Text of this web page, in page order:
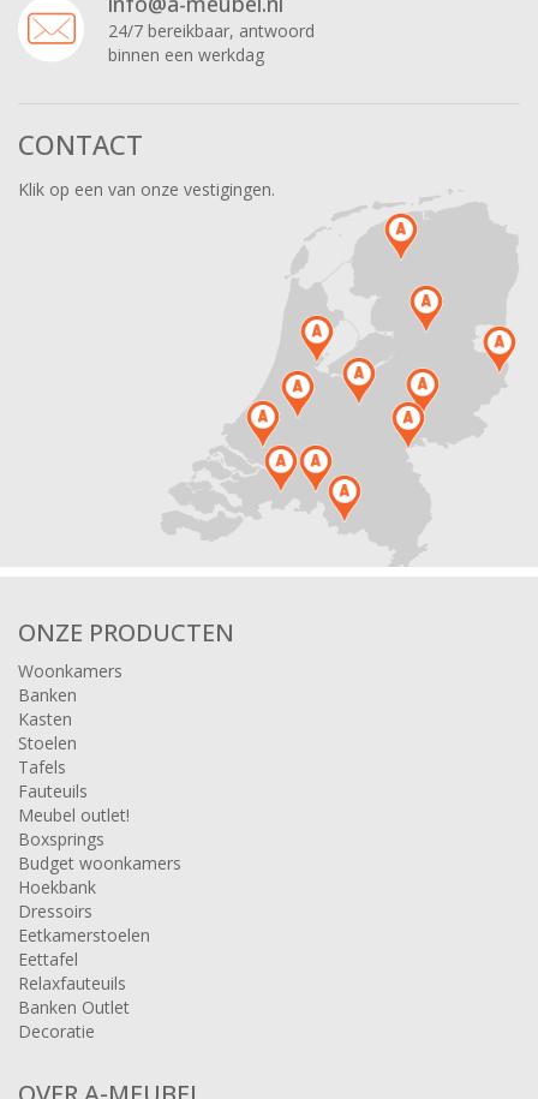
24/7 bereikbaar, antwoord
binnen een werkdag
CONTACT
Klik op een van onze vestigingen.
ONZE PRODUCTEN
Woonkamers
Banken
Kasten
Stoelen
Tafels
Fauteuils
Meubel outlet!
Boxsprings
Budget woonkamers
Hoekbank
Dressoirs
Eetkamerstoelen
Eettafel
Relaxfauteuils
Banken Outlet
Decoratie